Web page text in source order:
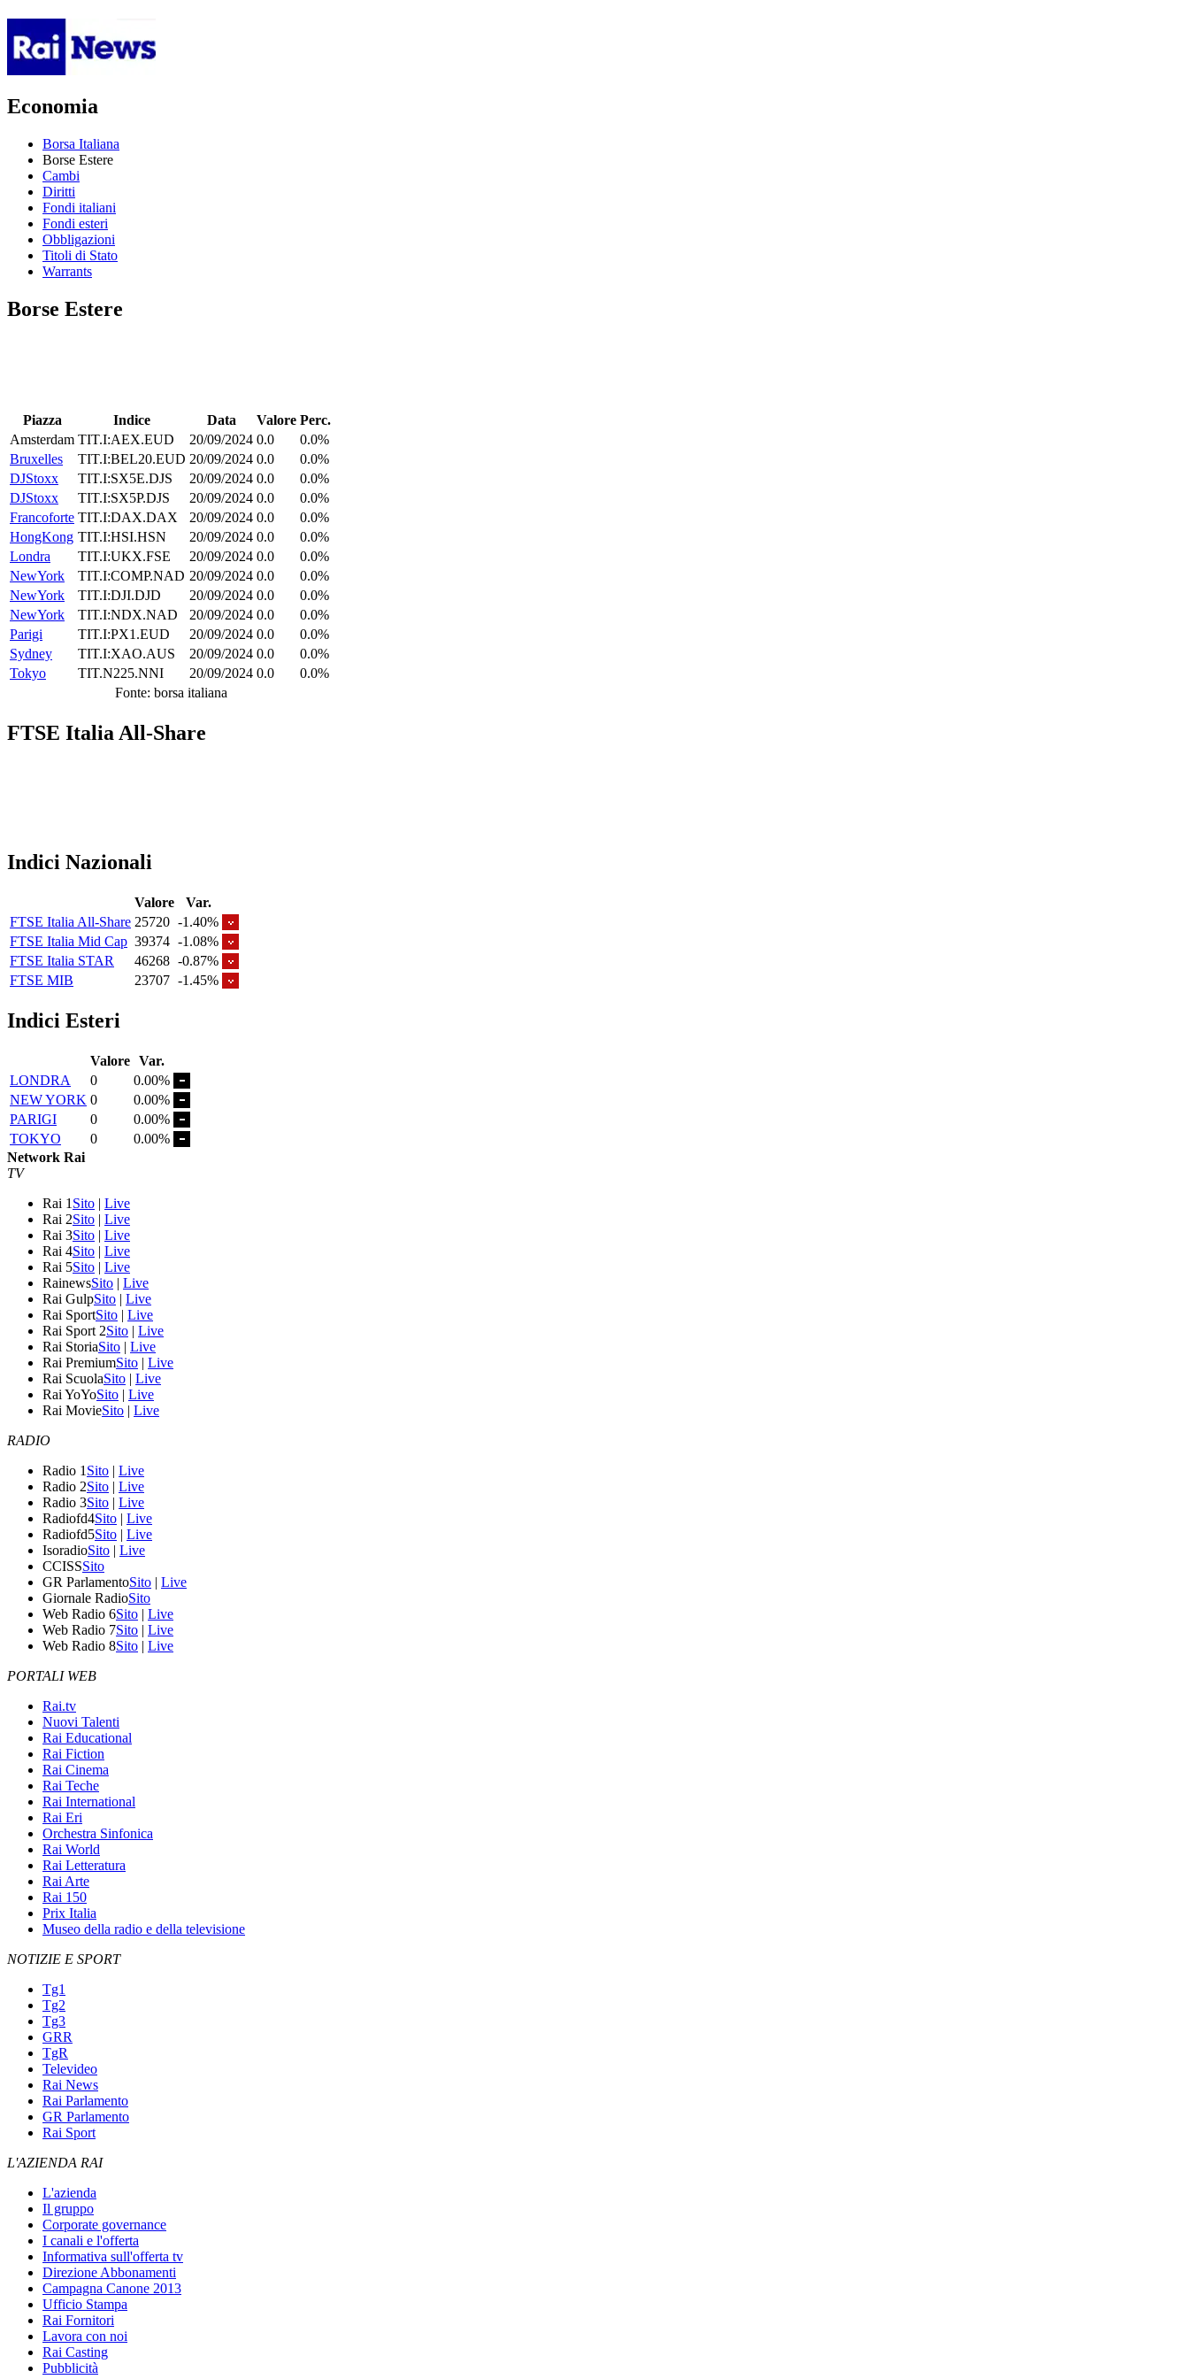
Economia
Borsa Italiana
Borse Estere
Cambi
Diritti
Fondi italiani
Fondi esteri
Obbligazioni
Titoli di Stato
Warrants
Borse Estere
Piazza Indice Data Valore Perc.
Amsterdam TIT.I:AEX.EUD 20/09/2024 0.0
0.0%
Bruxelles
TIT.I:BEL20.EUD 20/09/2024 0.0
0.0%
DJStoxx
TIT.I:SX5E.DJS 20/09/2024 0.0
0.0%
DJStoxx
TIT.I:SX5P.DJS 20/09/2024 0.0
0.0%
Francoforte TIT.I:DAX.DAX 20/09/2024 0.0
0.0%
HongKong TIT.I:HSI.HSN 20/09/2024 0.0
0.0%
Londra
TIT.I:UKX.FSE 20/09/2024 0.0
0.0%
NewYork
TIT.I:COMP.NAD 20/09/2024 0.0
0.0%
NewYork
TIT.I:DJI.DJD 20/09/2024 0.0
0.0%
NewYork
TIT.I:NDX.NAD 20/09/2024 0.0
0.0%
Parigi
TIT.I:PX1.EUD 20/09/2024 0.0
0.0%
Sydney
TIT.I:XAO.AUS 20/09/2024 0.0
0.0%
Tokyo
TIT.N225.NNI 20/09/2024 0.0
0.0%
Fonte: borsa italiana
FTSE Italia All-Share
Indici Nazionali
Valore
Var.
FTSE Italia All-Share 25720 -1.40%
FTSE Italia Mid Cap 39374 -1.08%
FTSE Italia STAR
46268 -0.87%
FTSE MIB
23707 -1.45%
Indici Esteri
Valore Var.
LONDRA
0
0.00%
NEW YORK 0
0.00%
PARIGI
0
0.00%
TOKYO
0
0.00%
Network Rai
TV
Rai 1 Sito | Live
Rai 2Sito | Live
Rai 3Sito | Live
Rai 4Sito | Live
Rai 5Sito | Live
RainewsSito | Live
Rai GulpSito | Live
Rai SportSito | Live
Rai Sport 2Sito | Live
Rai StoriaSito | Live
Rai PremiumSito | Live
Rai ScuolaSito | Live
Rai YoYoSito | Live
Rai MovieSito | Live
RADIO
Radio 1 Sito | Live
Radio 2Sito | Live
Radio 3Sito | Live
Radiofd4Sito | Live
Radiofd5Sito | Live
IsoradioSito | Live
CCISSSito
GR ParlamentoSito | Live
Giornale RadioSito
Web Radio 6Sito | Live
Web Radio 7Sito | Live
Web Radio 8Sito | Live
PORTALI WEB
Rai.tv
Nuovi Talenti
Rai Educational
Rai Fiction
Rai Cinema
Rai Teche
Rai International
Rai Eri
Orchestra Sinfonica
Rai World
Rai Letteratura
Rai Arte
Rai 150
Prix Italia
Museo della radio e della televisione
NOTIZIE E SPORT
Tg1
Tg2
Tg3
GRR
TgR
Televideo
Rai News
Rai Parlamento
GR Parlamento
Rai Sport
L'AZIENDA RAI
L'azienda
Il gruppo
Corporate governance
I canali e l'offerta
Informativa sull'offerta tv
Direzione Abbonamenti
Campagna Canone 2013
Ufficio Stampa
Rai Fornitori
Lavora con noi
Rai Casting
Pubblicità